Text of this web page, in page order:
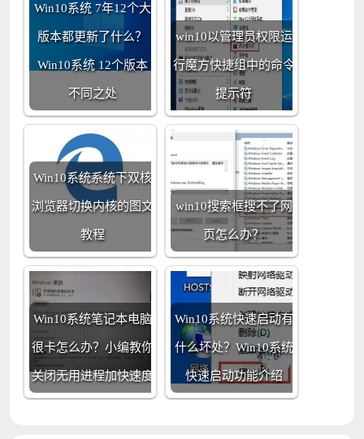
Win10系统 7年12个大
版本都更新了什么？
Win10系统 12个版本
不同之处
win10以管理员权限运
行魔方快捷组中的命令
提示符
Win10系统系统下双核
浏览器切换内核的图文
教程
win10搜索框搜不了网
页怎么办？
Win10系统笔记本电脑
很卡怎么办？小编教你
关闭无用进程加快速度
Win10系统快速启动有
什么坏处？Win10系统
快速启动功能介绍